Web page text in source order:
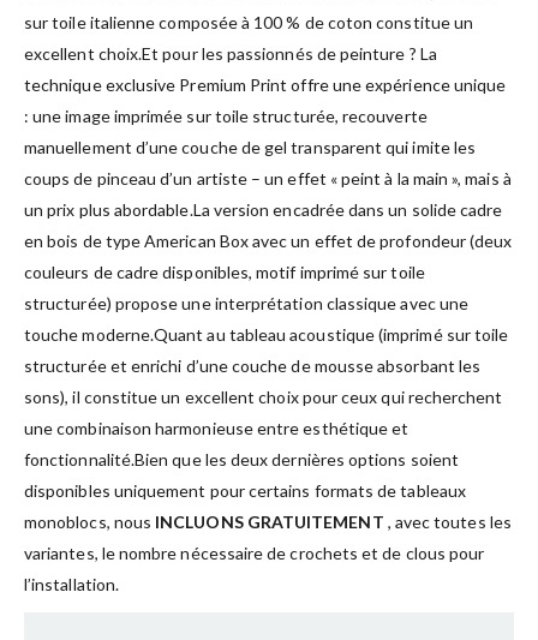
sur toile italienne composée à 100 % de coton constitue un
excellent choix.Et pour les passionnés de peinture ? La
technique exclusive Premium Print offre une expérience unique
: une image imprimée sur toile structurée, recouverte
manuellement d’une couche de gel transparent qui imite les
coups de pinceau d’un artiste – un effet « peint à la main », mais à
un prix plus abordable.La version encadrée dans un solide cadre
en bois de type American Box avec un effet de profondeur (deux
couleurs de cadre disponibles, motif imprimé sur toile
structurée) propose une interprétation classique avec une
touche moderne.Quant au tableau acoustique (imprimé sur toile
structurée et enrichi d’une couche de mousse absorbant les
sons), il constitue un excellent choix pour ceux qui recherchent
une combinaison harmonieuse entre esthétique et
fonctionnalité.Bien que les deux dernières options soient
disponibles uniquement pour certains formats de tableaux
monoblocs, nous INCLUONS GRATUITEMENT , avec toutes les
variantes, le nombre nécessaire de crochets et de clous pour
l’installation.